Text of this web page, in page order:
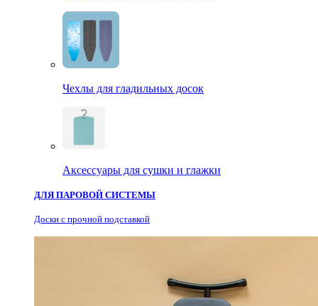
Чехлы для гладильных досок
Аксессуары для сушки и глажки
ДЛЯ ПАРОВОЙ СИСТЕМЫ
Доски с прочной подставкой